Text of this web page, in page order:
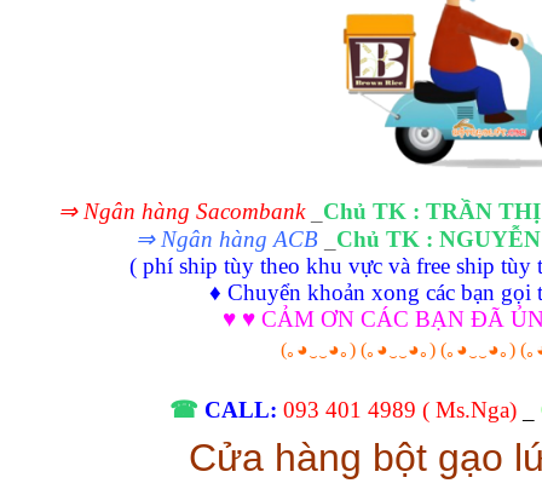
⇒ Ngân hàng Sacombank_ Chủ TK : TRẦN
⇒ Ngân hàng ACB
Chủ TK :
( phí ship tùy theo khu vực và free ship tùy
♦ Chuyển khoản xong các bạn gọi
♥ ♥ CẢM ƠN CÁC BẠN ĐÃ
(｡◕‿‿◕｡) (｡◕‿‿◕｡) (｡◕‿‿◕｡) (
☎ CALL: 093 401 4989 ( Ms.Nga)
Cửa hàng bột gạo